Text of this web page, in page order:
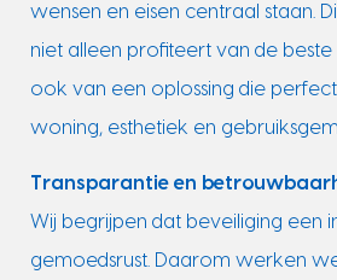
wensen en eisen centraal staan.
niet alleen profiteert van de
ook van een oplossing die
woning, esthetiek en
Transparantie en
Wij begrijpen dat beveiliging een
gemoedsrust. Daarom werken